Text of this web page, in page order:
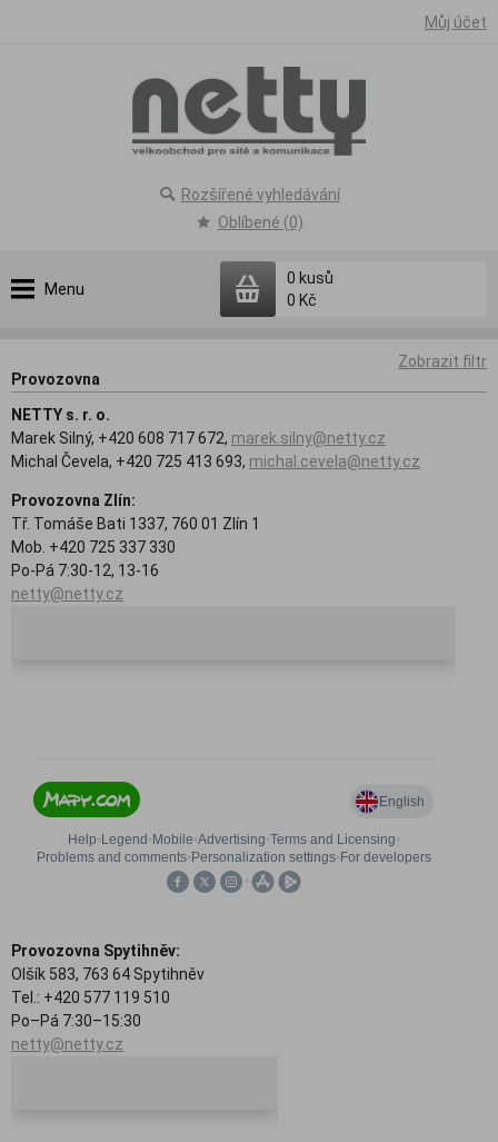
Můj účet
Menu
0 kusů
0 Kč
Rozšířené vyhledávání
Oblíbené (0)
Zobrazit filtr
Provozovna
NETTY s. r. o.
Marek Silný, +420 608 717 672, marek.silny@netty.cz
Michal Čevela, +420 725 413 693, michal.cevela@netty.cz
Provozovna Zlín:
Tř. Tomáše Bati 1337, 760 01 Zlín 1
Mob. +420 725 337 330
Po-Pá 7:30-12, 13-16
netty@netty.cz
Provozovna Spytihněv:
Olšík 583, 763 64 Spytihněv
Tel.: +420 577 119 510
Po–Pá 7:30–15:30
netty@netty.cz